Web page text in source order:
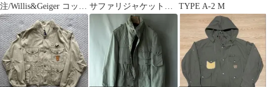
注/Willis&Geiger コット
ンジャケット/38
サファリジャケット
USA製 Mサイズ
TYPE A-2 M